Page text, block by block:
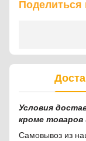
Поделиться
Условия
кроме товаров
Самовывоз из